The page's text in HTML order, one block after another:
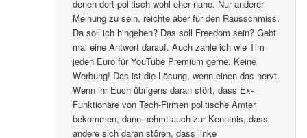
denen dort politisch wohl eher nahe. Nur anderer
Meinung zu sein, reichte aber für den Rausschmiss.
Da soll ich hingehen? Das soll Freedom sein? Gebt
mal eine Antwort darauf. Auch zahle ich wie Tim
jeden Euro für YouTube Premium gerne. Keine
Werbung! Das ist die Lösung, wenn einen das nervt.
Wenn ihr Euch übrigens daran stört, dass Ex-
Funktionäre von Tech-Firmen politische Ämter
bekommen, dann nehmt auch zur Kenntnis, dass
andere sich daran stören, dass linke